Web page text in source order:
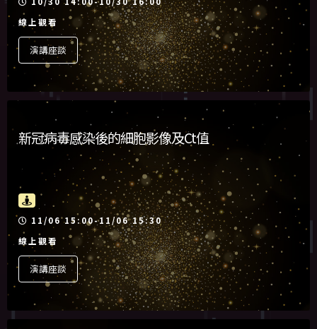
線上觀看
演講座談
新冠病毒感染後的細胞影像及Ct值
活動時間
11/06 15:00-11/06 15:30
線上觀看
演講座談